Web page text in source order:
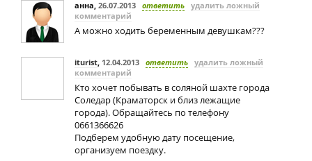
анна, 26.07.2013 ответить удалить ложный
комментарий
А можно ходить беременным девушкам???
iturist, 12.04.2013 ответить удалить ложный
комментарий
Кто хочет побывать в соляной шахте города
Соледар (Краматорск и близ лежащие
города). Обращайтесь по телефону
0661366626
Подберем удобную дату посещение,
организуем поездку.